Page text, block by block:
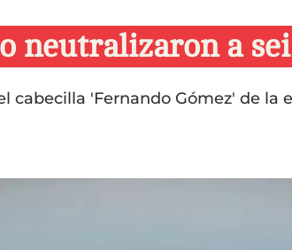
neutralizaron a
cabecilla 'Fernando Gómez' de